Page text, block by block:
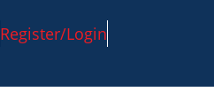
Register/Login